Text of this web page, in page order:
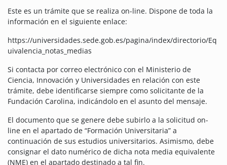
Este es un trámite que se realiza on-line. Dispone de toda la
información en el siguiente enlace:
https://universidades.sede.gob.es/pagina/index/directorio/Eq
uivalencia_notas_medias
Si contacta por correo electrónico con el Ministerio de
Ciencia, Innovación y Universidades en relación con este
trámite, debe identificarse siempre como solicitante de la
Fundación Carolina, indicándolo en el asunto del mensaje.
El documento que se genere debe subirlo a la solicitud on-
line en el apartado de “Formación Universitaria” a
continuación de sus estudios universitarios. Asimismo, debe
consignar el dato numérico de dicha nota media equivalente
(NME) en el apartado destinado a tal fin.